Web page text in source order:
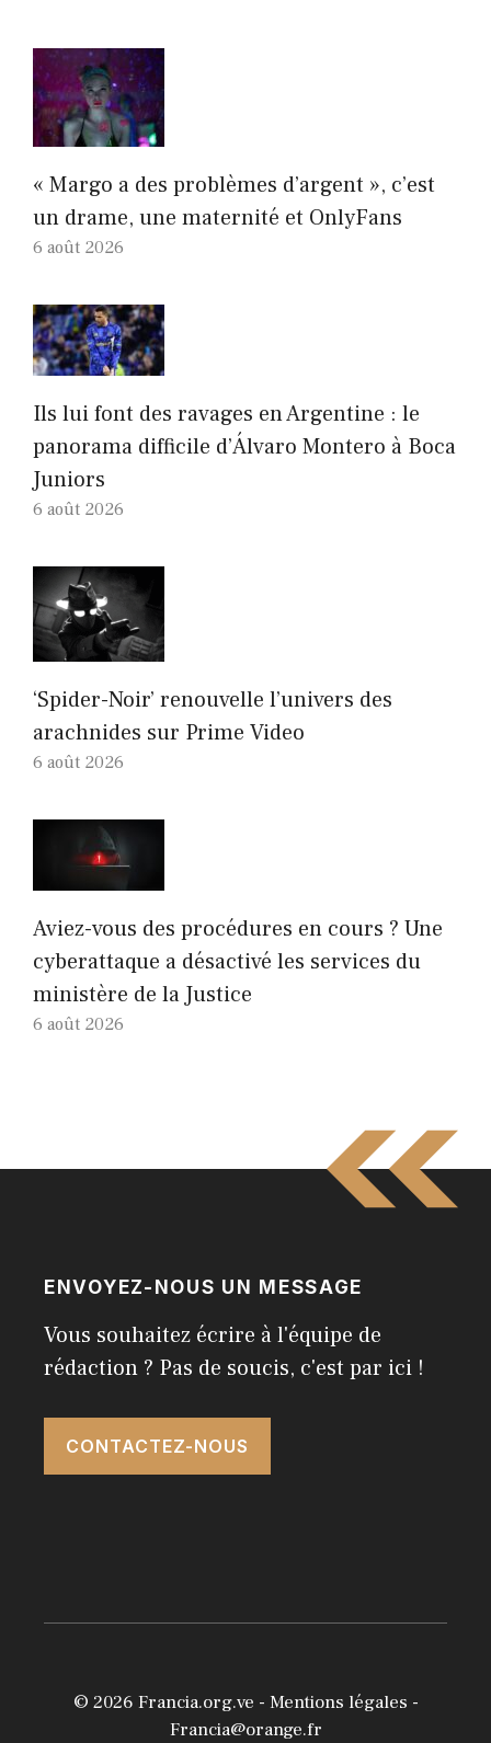
« Margo a des problèmes d’argent », c’est
un drame, une maternité et OnlyFans
6 août 2026
Ils lui font des ravages en Argentine : le
panorama difficile d’Álvaro Montero à Boca
Juniors
6 août 2026
‘Spider-Noir’ renouvelle l’univers des
arachnides sur Prime Video
6 août 2026
Aviez-vous des procédures en cours ? Une
cyberattaque a désactivé les services du
ministère de la Justice
6 août 2026
ENVOYEZ-NOUS UN MESSAGE
Vous souhaitez écrire à l'équipe de
rédaction ? Pas de soucis, c'est par ici !
CONTACTEZ-NOUS
© 2026 Francia.org.ve - Mentions légales -
Francia@orange.fr